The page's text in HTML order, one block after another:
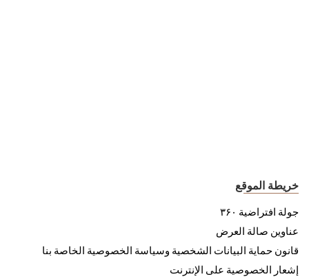
خريطة الموقع
جولة افتراضية ۳۶۰
عناوين صالة العرض
قانون حماية البيانات الشخصية وسياسة الخصوصية الخاصة بنا
إشعار الخصوصية على الإنترنت